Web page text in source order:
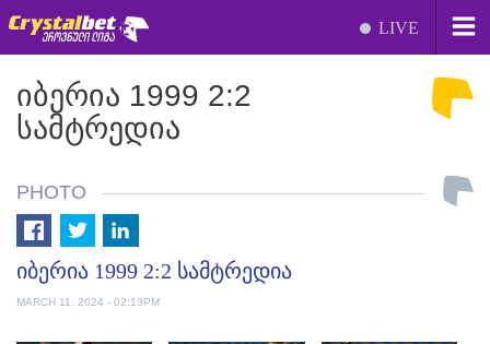
LIVE
ᲘᲑᲔᲠᲘᲐ 1999 2:2
ᲡᲐᲛᲢᲠᲔᲓᲘᲐ
PHOTO
იბერია 1999 2:2 სამტრედია
MARCH 11, 2024 - 02:13PM